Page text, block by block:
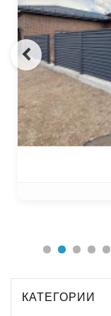
КАТЕГОРИИ